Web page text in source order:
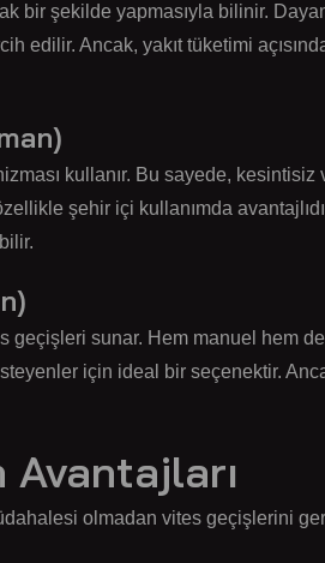
bir şekilde yapmasıyla bilinir.
edilir. Ancak, yakıt tüketimi
kullanır. Bu sayede,
şehir içi kullanımda
geçişleri sunar. Hem manuel hem
için ideal bir seçenektir.
Avantajları
olmadan vites geçişlerini